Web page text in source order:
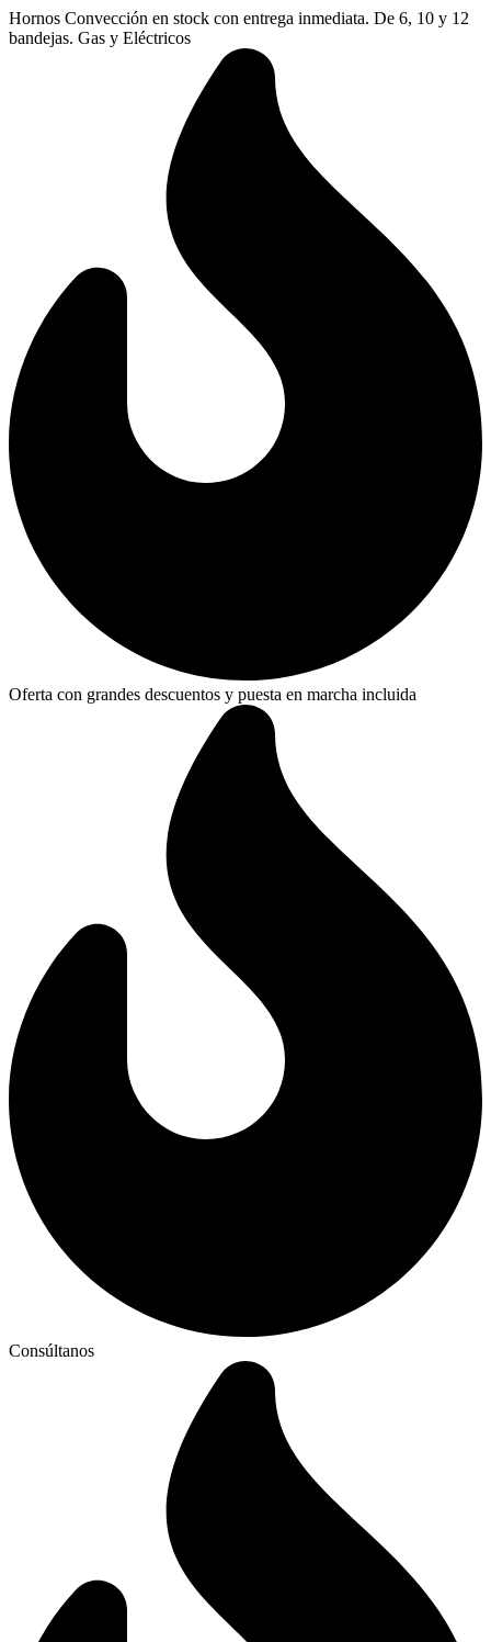
Ir
al
Hornos Convección en stock con entrega inmediata. De 6, 10 y 12
bandejas. Gas y Eléctricos
Oferta con grandes descuentos y puesta en marcha incluida
Consúltanos